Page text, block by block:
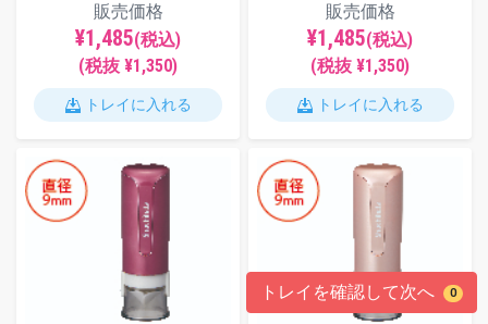
販売価格
¥1,485(税込)
(税抜 ¥1,350)
トレイに入れる
販売価格
¥1,485(税込)
(税抜 ¥1,350)
トレイに入れる
トレイを確認して次へ 0